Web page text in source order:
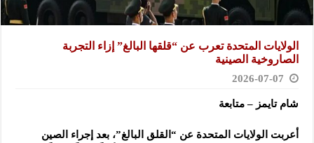
الولايات المتحدة تعرب عن “قلقها البالغ” إزاء التجربة
الصاروخية الصينية
2026-07-07
شام تايمز – متابعة
أعربت الولايات المتحدة عن “القلق البالغ”، بعد إجراء الصين